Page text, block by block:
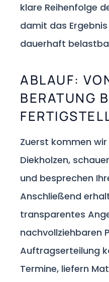
klare Reihenfolge
damit das
dauerhaft
ABLAUF:
BERATUNG
Zuerst kommen
Diekholzen,
und besprechen
Anschließend
transparentes
nachvollziehbaren
Auftragserteilung
Termine, liefern